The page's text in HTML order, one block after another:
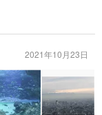
2021年10月23日